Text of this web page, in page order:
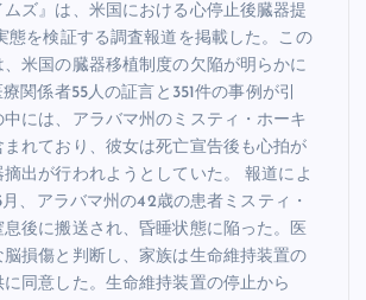
ズ』は、米国における心停止後臓器提
態を検証する調査報道を掲載した。この
米国の臓器移植制度の欠陥が明らかに
関係者55人の証言と351件の事例が引
には、アラバマ州のミスティ・ホーキ
まれており、彼女は死亡宣告後も心拍が
出が行われようとしていた。 報道によ
、アラバマ州の42歳の患者ミスティ・
後に搬送され、昏睡状態に陥った。医
脳損傷と判断し、家族は生命維持装置の
同意した。生命維持装置の停止から